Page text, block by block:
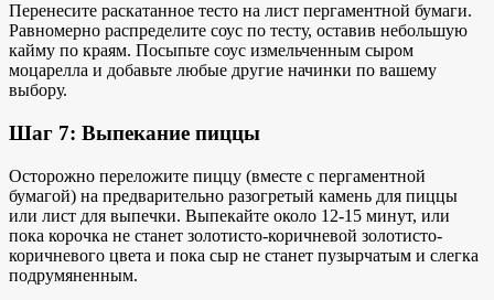
Перенесите раскатанное тесто на лист пергаментной бумаги.
Равномерно распределите соус по тесту, оставив небольшую
кайму по краям. Посыпьте соус измельченным сыром
моцарелла и добавьте любые другие начинки по вашему
выбору.
Шаг 7: Выпекание пиццы
Осторожно переложите пиццу (вместе с пергаментной
бумагой) на предварительно разогретый камень для пиццы
или лист для выпечки. Выпекайте около 12-15 минут, или
пока корочка не станет золотисто-коричневой золотисто-
коричневого цвета и пока сыр не станет пузырчатым и слегка
подрумяненным.